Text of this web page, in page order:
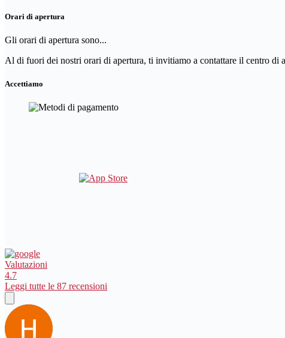
Orari di apertura
Gli orari di apertura sono...
Al di fuori dei nostri orari di apertura, ti invitiamo a contattare il centro di
Accettiamo
Valutazioni
4.7
Leggi tutte le 87 recensioni